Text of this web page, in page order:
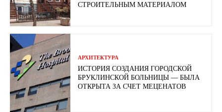
СТРОИТЕЛЬНЫМ МАТЕРИАЛОМ
АРХИТЕКТУРА
ИСТОРИЯ СОЗДАНИЯ ГОРОДСКОЙ
БРУКЛИНСКОЙ БОЛЬНИЦЫ — БЫЛА
ОТКРЫТА ЗА СЧЕТ МЕЦЕНАТОВ